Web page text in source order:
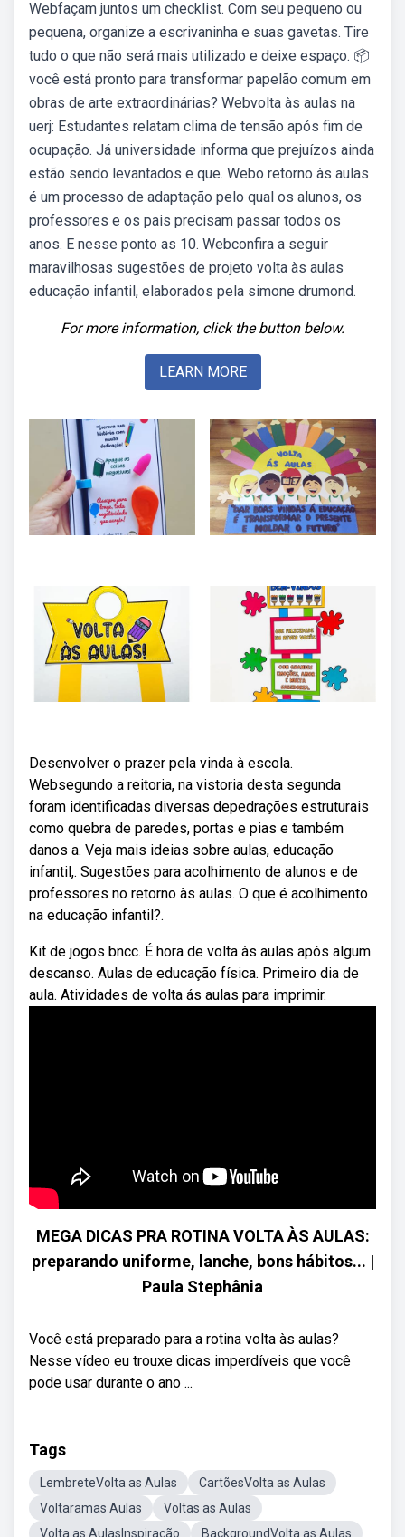
Webfaçam juntos um checklist. Com seu pequeno ou
pequena, organize a escrivaninha e suas gavetas. Tire
tudo o que não será mais utilizado e deixe espaço. 📦
você está pronto para transformar papelão comum em
obras de arte extraordinárias? Webvolta às aulas na
uerj: Estudantes relatam clima de tensão após fim de
ocupação. Já universidade informa que prejuízos ainda
estão sendo levantados e que. Webo retorno às aulas
é um processo de adaptação pelo qual os alunos, os
professores e os pais precisam passar todos os
anos. E nesse ponto as 10. Webconfira a seguir
maravilhosas sugestões de projeto volta às aulas
educação infantil, elaborados pela simone drumond.
For more information, click the button below.
LEARN MORE
Desenvolver o prazer pela vinda à escola.
Websegundo a reitoria, na vistoria desta segunda
foram identificadas diversas depedrações estruturais
como quebra de paredes, portas e pias e também
danos a. Veja mais ideias sobre aulas, educação
infantil,. Sugestões para acolhimento de alunos e de
professores no retorno às aulas. O que é acolhimento
na educação infantil?.
Kit de jogos bncc. É hora de volta às aulas após algum
descanso. Aulas de educação física. Primeiro dia de
aula. Atividades de volta ás aulas para imprimir.
MEGA DICAS PRA ROTINA VOLTA ÀS AULAS:
preparando uniforme, lanche, bons hábitos... |
Paula Stephânia
Você está preparado para a rotina volta às aulas?
Nesse vídeo eu trouxe dicas imperdíveis que você
pode usar durante o ano ...
Tags
LembreteVolta as Aulas
CartõesVolta as Aulas
Voltaramas Aulas
Voltas as Aulas
Volta as AulasInspiração
BackgroundVolta as Aulas